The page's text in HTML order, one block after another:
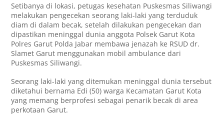
Setibanya di lokasi, petugas kesehatan Puskesmas Siliwangi
melakukan pengecekan seorang laki-laki yang terduduk
diam di dalam becak, setelah dilakukan pengecekan dan
dipastikan meninggal dunia anggota Polsek Garut Kota
Polres Garut Polda Jabar membawa jenazah ke RSUD dr.
Slamet Garut menggunakan mobil ambulance dari
Puskesmas Siliwangi.
Seorang laki-laki yang ditemukan meninggal dunia tersebut
diketahui bernama Edi (50) warga Kecamatan Garut Kota
yang memang berprofesi sebagai penarik becak di area
perkotaan Garut.